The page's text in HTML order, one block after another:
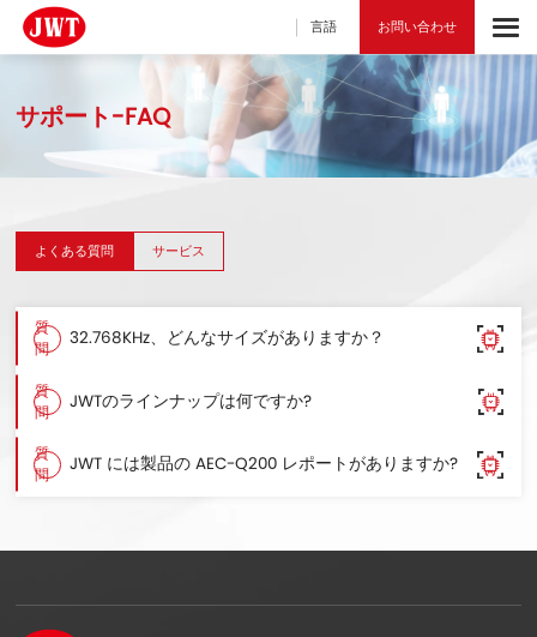
言語 お問い合わせ
サポート-FAQ
よくある質問 サービス
質
問
32.768KHz、どんなサイズがありますか？
質
問
JWTのラインナップは何ですか?
質
問
JWT には製品の AEC-Q200 レポートがありますか?